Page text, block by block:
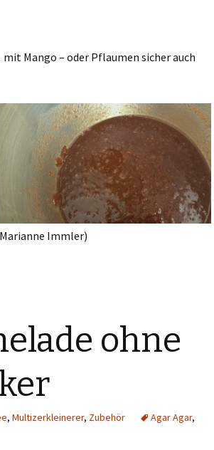
Mango – oder Pflaumen sicher auch
Immler)
ohne
, Multizerkleinerer, Zubehör Agar Agar,